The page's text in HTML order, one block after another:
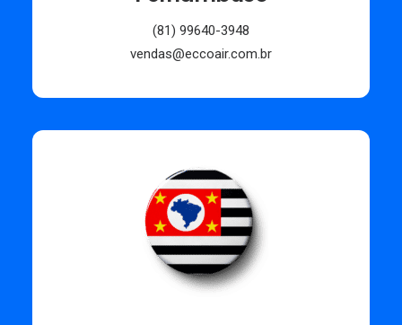
(81) 99640-3948
vendas@eccoair.com.br